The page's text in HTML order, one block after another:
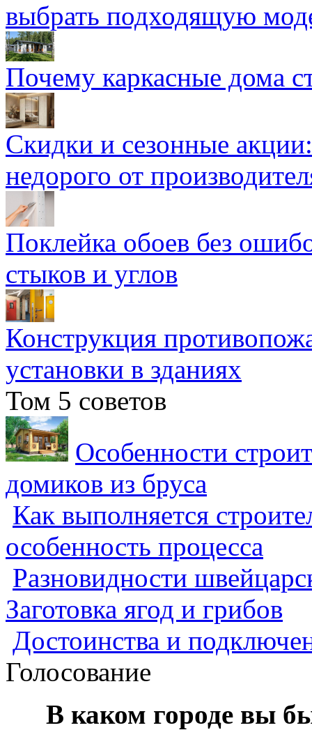
выбрать подходящую
Почему каркасные дома
Скидки и сезонные
недорого от
Поклейка обоев без
стыков и углов
Конструкция
установки в зданиях
Том 5 советов
Особенности
домиков из бруса
Как выполняется
особенность процесса
Разновидности
Заготовка ягод и грибов
Достоинства и
Голосование
В каком городе вы